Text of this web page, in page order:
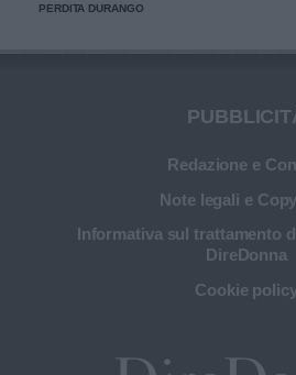
PERDITA DURANGO
Redazione e
Note legali e
Informativa sul trattamento
DireDonna
Cookie